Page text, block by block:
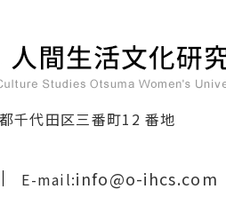
千代田区三番町12 番地
E-mail:info@o-ihcs.com